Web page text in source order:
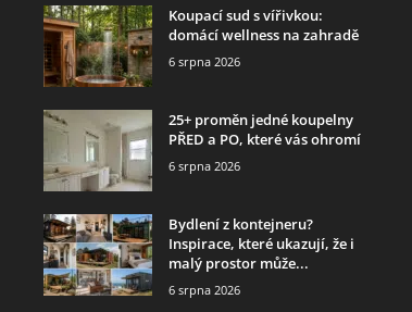
Koupací sud s vířivkou:
domácí wellness na zahradě
6 srpna 2026
25+ proměn jedné koupelny
PŘED a PO, které vás ohromí
6 srpna 2026
Bydlení z kontejneru?
Inspirace, které ukazují, že i
malý prostor může...
6 srpna 2026